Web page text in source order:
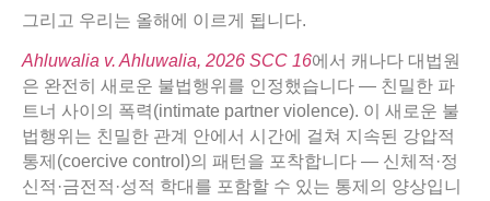
그리고 우리는 올해에 이르게 됩니다.
Ahluwalia v. Ahluwalia, 2026 SCC 16에서 캐나다 대법원
은 완전히 새로운 불법행위를 인정했습니다 — 친밀한 파
트너 사이의 폭력(intimate partner violence). 이 새로운 불
법행위는 친밀한 관계 안에서 시간에 걸쳐 지속된 강압적
통제(coercive control)의 패턴을 포착합니다 — 신체적·정
신적·금전적·성적 학대를 포함할 수 있는 통제의 양상입니